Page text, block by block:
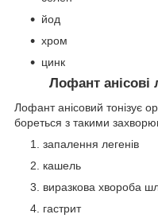
йод
хром
цинк
Лофант анісові
Лофант анісовий тонізує
бореться з такими
запалення легенів
кашель
виразкова хвороба
гастрит